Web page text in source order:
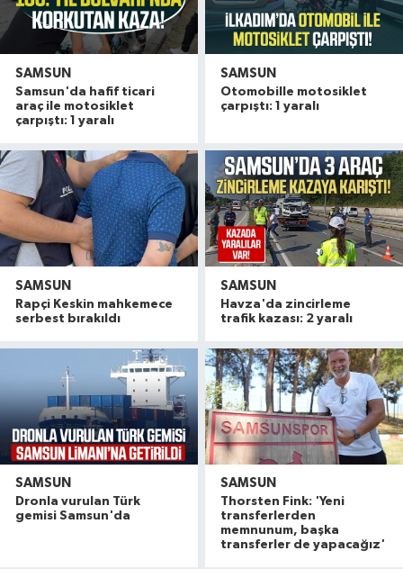
SAMSUN
Samsun'da hafif ticari
araç ile motosiklet
çarpıştı: 1 yaralı
SAMSUN
Otomobille motosiklet
çarpıştı: 1 yaralı
SAMSUN
Rapçi Keskin mahkemece
serbest bırakıldı
SAMSUN
Havza'da zincirleme
trafik kazası: 2 yaralı
SAMSUN
Dronla vurulan Türk
gemisi Samsun'da
SAMSUN
Thorsten Fink: 'Yeni
transferlerden
memnunum, başka
transferler de yapacağız'
10:57 |Balık ölümlerine sebep olan tesise 839 bin TL
Samsunspor taraftarından Yusuf ve Berat'a
Samsun'da çalıştığı okul inşaatından 650 bin